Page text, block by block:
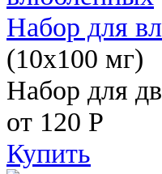
Набор для
(10х100 мг)
Набор для
от 120 Р
Купить